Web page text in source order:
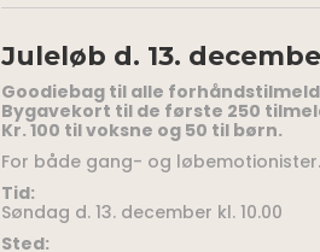
Juleløb d. 13.
Goodiebag til alle
Bygavekort til de første 250
Kr. 100 til voksne og 50 til børn.
For både gang- og løbemotionister.
Tid:
Søndag d. 13. december kl. 10.00
Sted: